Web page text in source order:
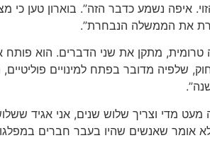
איפה נשמע כדבר הזה”. בוארון טען כי
את הממשלה הנבחרת”.
טרומית, מתקן את שני הדברים. הוא
מדובר בפתח למינויים פוליטיים,
זה מעט מדי וצריך שלוש שנים, אני
אומר שאנשים שהיו בעבר חברים